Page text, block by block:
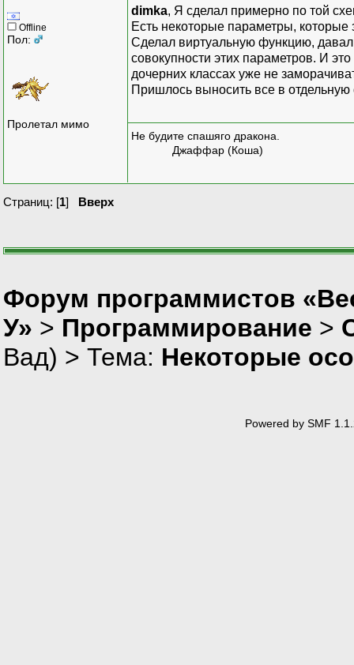
Offline
Пол:
Пролетал мимо
dimka, Я сделал примерно по той
Есть некоторые параметры, которые
Сделал виртуальную функцию,
совокупности этих параметров. И
дочерних классах уже не
Пришлось выносить все в
Не будите спашяго дракона.
Джаффар (Коша)
Страниц: [1] Вверх
Форум программистов
У» > Программирование >
Вад) > Тема: Некоторые
Powered by SMF